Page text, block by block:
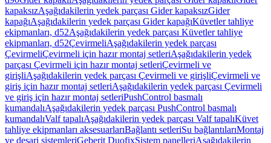
kapaksızAşağıdakilerin yedek parçası Gider kapaksızGider
kapağıAşağıdakilerin yedek parçası Gider kapağıKüvetler tahliye
ekipmanları, d52Aşağıdakilerin yedek parçası Küvetler tahliye
ekipmanları, d52ÇevirmeliAşağıdakilerin yedek parçası
ÇevirmeliÇevirmeli için hazır montaj setleriAşağıdakilerin yedek
parçası Çevirmeli için hazır montaj setleriÇevirmeli ve
girişliAşağıdakilerin yedek parçası Çevirmeli ve girişliÇevirmeli ve
giriş için hazır montaj setleriAşağıdakilerin yedek parçası Çevirmeli
ve giriş için hazır montaj setleriPushControl basmalı
kumandalıAşağıdakilerin yedek parçası PushControl basmalı
kumandalıValf tapalıAşağıdakilerin yedek parçası Valf tapalıKüvet
tahliye ekipmanları aksesuarlarıBağlantı setleriSu bağlantılarıMontaj
ve deşarj sistemleriGeberit DuofixSistem panelleriAşağıdakilerin